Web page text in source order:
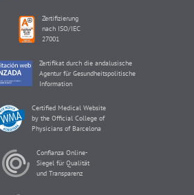
Zertifizierung
nach ISO/IEC
27001
Zertifikat durch die andalusische
Agentur für Gesundheitspolitische
Information
Certified Medical Website
by the Official College of
Physicians of Barcelona
Confianza Online-
Siegel für Qualität
und Transparenz